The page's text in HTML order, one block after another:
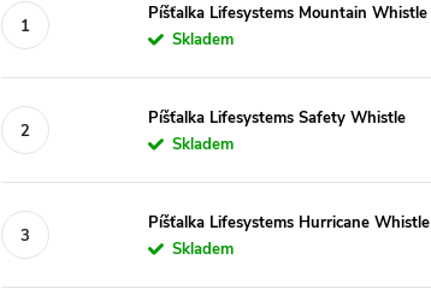
Píšťalka Lifesystems Mountain Whistle
Skladem
Píšťalka Lifesystems Safety Whistle
Skladem
Píšťalka Lifesystems Hurricane Whistle
Skladem